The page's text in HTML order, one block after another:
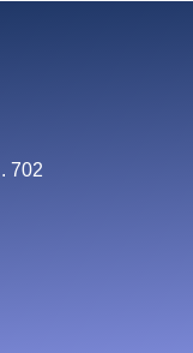
702